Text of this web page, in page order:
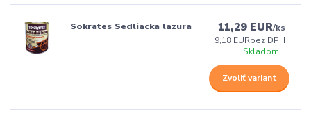
Sokrates Sedliacka lazura 11,29 EUR/ks
9,18 EURbez DPH
Skladom
Zvoliť variant